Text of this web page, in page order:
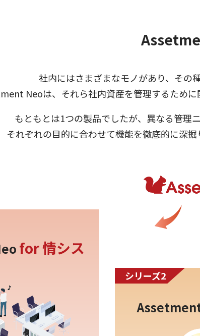
社内にはさまざまなモノがあり、その
Neoは、それら社内資産を管理するため
もともとは1つの製品でしたが、異なる管理
それぞれの目的に合わせて機能を徹底的に深
for 情シス
シリーズ2